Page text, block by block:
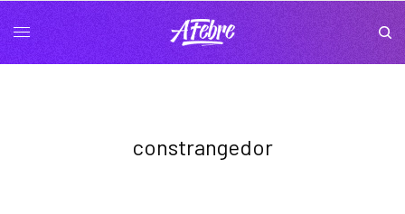
constrangedor